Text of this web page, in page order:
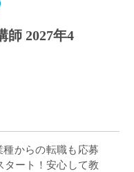
師 2027年4
からの転職も応募
タート！安心して教